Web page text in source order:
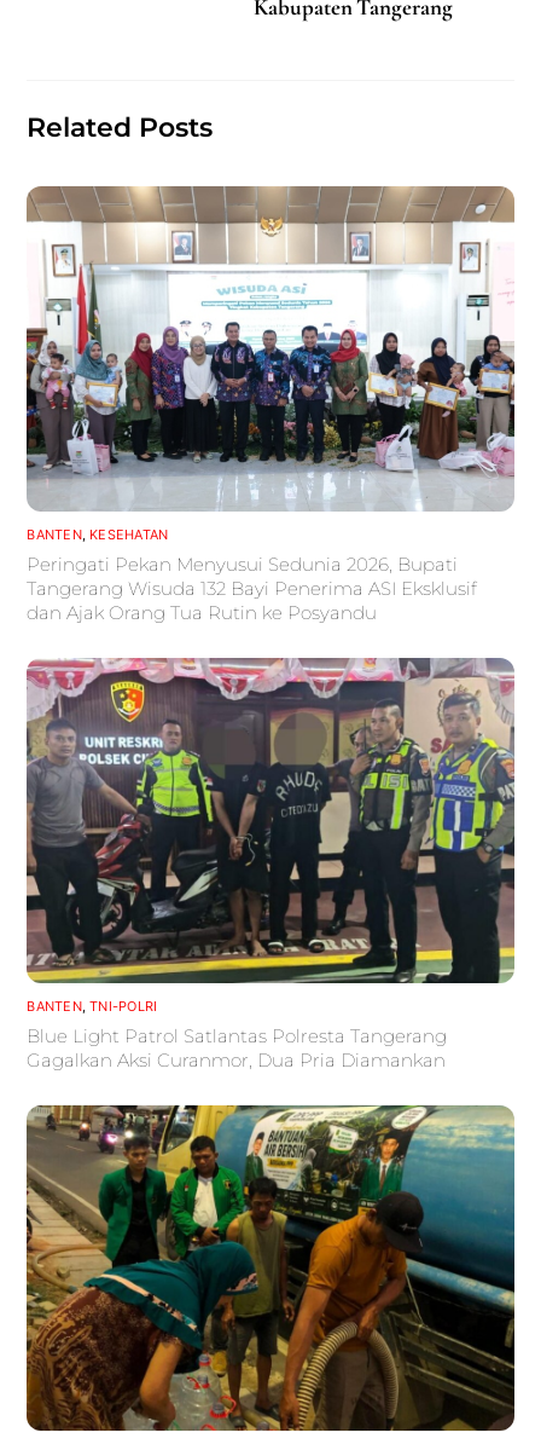
Kabupaten Tangerang
Related Posts
BANTEN, KESEHATAN
Peringati Pekan Menyusui Sedunia 2026, Bupati
Tangerang Wisuda 132 Bayi Penerima ASI Eksklusif
dan Ajak Orang Tua Rutin ke Posyandu
BANTEN,TNI-POLRI
Blue Light Patrol Satlantas Polresta Tangerang
Gagalkan Aksi Curanmor, Dua Pria Diamankan